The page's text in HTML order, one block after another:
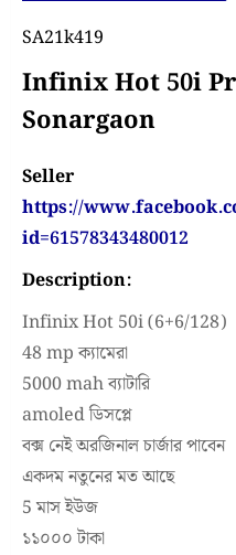
SA21k419
Infinix Hot 50i
Sonargaon
Seller
https://
id=61578343480012
Description:
Infinix Hot 50i (6+6/128)
48 mp ক্যামেরা
5000 mah ব্যাটারি
amoled ডিসপ্লে
বক্স নেই অরজিনাল চার্জার পাবেন
একদম নতুনের মত আছে
5 মাস ইউজ
১১০০০ টাকা